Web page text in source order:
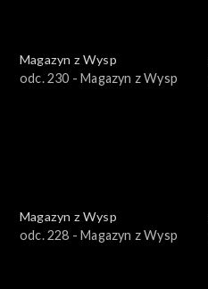
Magazyn z Wysp
odc. 230 - Magazyn z Wysp
Magazyn z Wysp
odc. 228 - Magazyn z Wysp